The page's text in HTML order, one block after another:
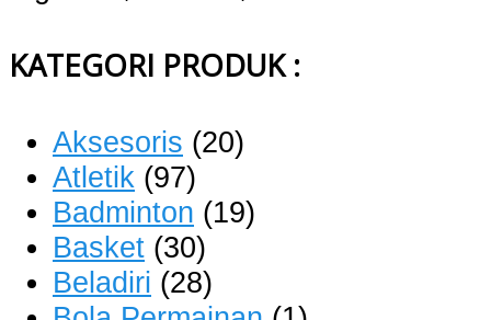
KATEGORI PRODUK :
Aksesoris (20)
Atletik (97)
Badminton (19)
Basket (30)
Beladiri (28)